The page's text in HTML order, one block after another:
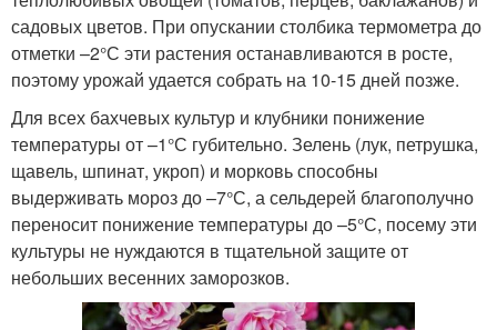
садовых цветов. При опускании столбика термометра до
отметки –2°С эти растения останавливаются в росте,
поэтому урожай удается собрать на 10-15 дней позже.
Для всех бахчевых культур и клубники понижение
температуры от –1°С губительно. Зелень (лук, петрушка,
щавель, шпинат, укроп) и морковь способны
выдерживать мороз до –7°С, а сельдерей благополучно
переносит понижение температуры до –5°С, посему эти
культуры не нуждаются в тщательной защите от
небольших весенних заморозков.